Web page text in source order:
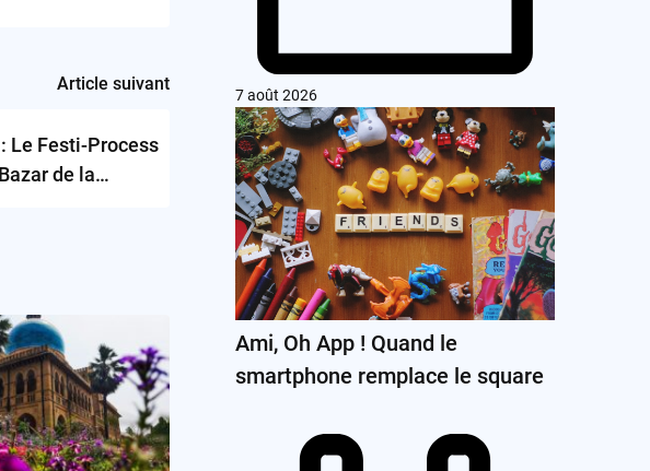
Article suivant
Le Festi-Process
de la
7 août 2026
Ami, Oh App ! Quand le
smartphone remplace le square